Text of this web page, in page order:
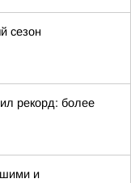
сезон
рекорд: более
и